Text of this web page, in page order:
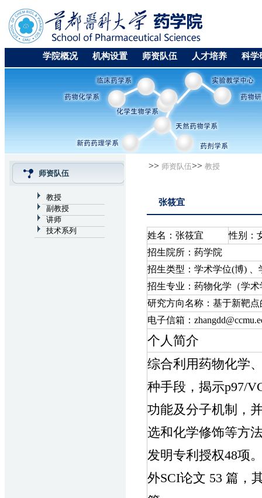
学院概况 机构设置 师资队伍 人才培养 科学
师资队伍
教授
副教授
讲师
技术系列
>> 师资队伍>> 教授
张筱宜
姓名：张筱宜
性别：
招生院所：药学院
招生类型： 学术学位(博) 、
招生专业：药物化学（学
研究方向名称：基于新靶
电子信箱：
个人简介
综合利用药物化学
种手段，揭示p97/
功能及分子机制，
选和化学修饰等方
发明专利授权48项
外SCI论文 53 篇，